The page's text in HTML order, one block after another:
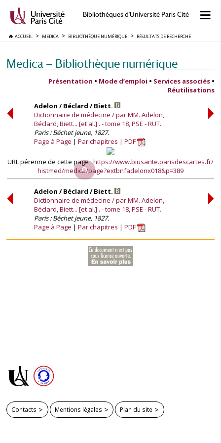
Bibliothèques d'Université Paris Cité
ACCUEIL MEDICA BIBLIOTHÈQUE NUMÉRIQUE RÉSULTATS DE RECHERCHE
Medica — Bibliothèque numérique
Présentation • Mode d’emploi • Services associés •
Réutilisations
Adelon / Béclard / Biett.
Dictionnaire de médecine / par MM. Adelon,
Béclard, Biett... [et al.] . - tome 18, PSE - RUT.
Paris : Béchet jeune, 1827.
Page à Page
Par chapitres PDF
URL pérenne de cette page :https://www.biusante.parisdescartes.fr/
histmed/medica/page?extbnfadelonx018&p=389
Adelon / Béclard / Biett.
Dictionnaire de médecine / par MM. Adelon,
Béclard, Biett... [et al.] . - tome 18, PSE - RUT.
Paris : Béchet jeune, 1827.
Page à Page
Par chapitres PDF
Contacts Mentions légales Plan du site